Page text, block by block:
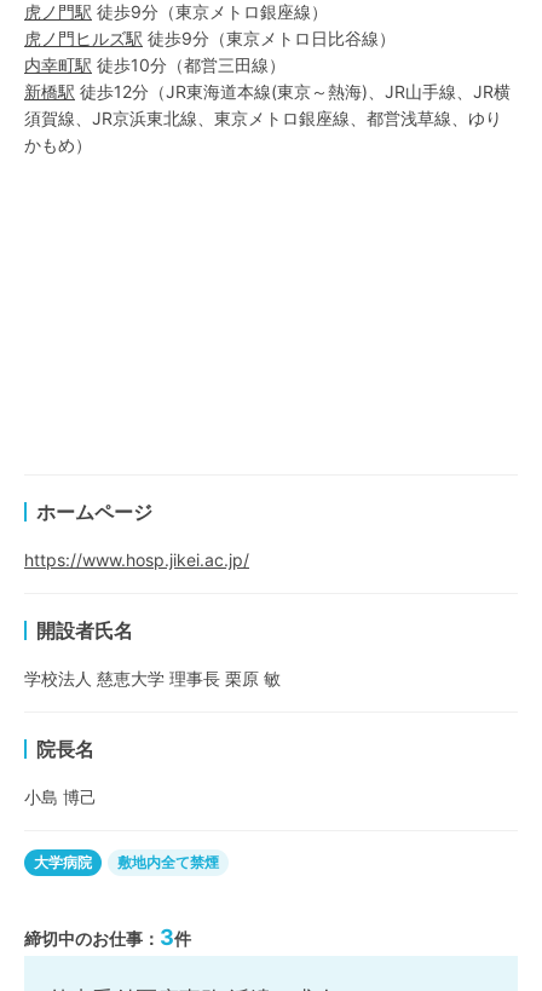
虎ノ門駅 徒歩9分 （東京メトロ銀座線）
虎ノ門ヒルズ駅 徒歩9分 （東京メトロ日比谷線）
内幸町駅 徒歩10分 （都営三田線）
新橋駅 徒歩12分 （JR東海道本線(東京～熱海) JR山手線
JR横
須賀線
JR京浜東北線 東京メトロ銀座線 都営浅草線
ゆり
かもめ）
ホームページ
https://www.hosp.jikei.ac.jp/
開設者氏名
学校法人 慈恵大学 理事長 栗原 敏
院長名
小島 博己
大学病院 敷地内全て禁煙
締切中のお仕事： 3件